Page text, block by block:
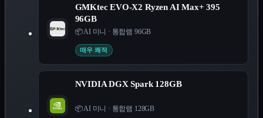
GMKtec EVO-X2 Ryzen AI Max+ 395
96GB
📦 AI 미니 · 통합램 96GB
매우 쾌적
NVIDIA DGX Spark 128GB
📦 AI 미니 · 통합램 128GB